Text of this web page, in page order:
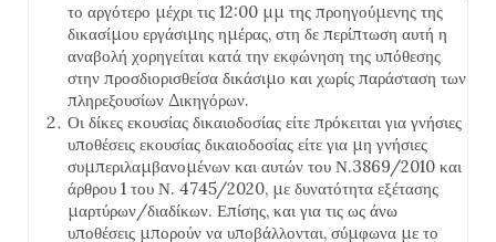
το αργότερο μέχρι τις 12:00 μμ της προηγούμενης της
δικασίμου εργάσιμης ημέρας, στη δε περίπτωση αυτή η
αναβολή χορηγείται κατά την εκφώνηση της υπόθεσης
στην προσδιορισθείσα δικάσιμο και χωρίς παράσταση των
πληρεξουσίων Δικηγόρων.
Οι δίκες εκουσίας δικαιοδοσίας είτε πρόκειται για γνήσιες
υποθέσεις εκουσίας δικαιοδοσίας είτε για μη γνήσιες
συμπεριλαμβανομένων και αυτών του Ν.3869/2010 και
άρθρου 1 του Ν. 4745/2020, με δυνατότητα εξέτασης
μαρτύρων/διαδίκων. Επίσης, και για τις ως άνω
υποθέσεις μπορούν να υποβάλλονται, σύμφωνα με το